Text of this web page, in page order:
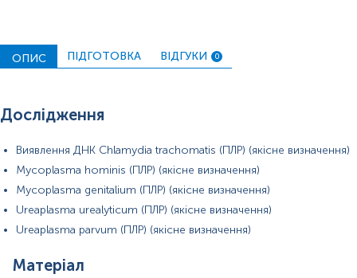
Для жінок додатково
ОПИС ПІДГОТОВКА ВІДГУКИ 0
Дослідження
Виявлення ДНК Chlamydia trachomatis (ПЛР) (якісне визначення)
Mycoplasma hominis (ПЛР) (якісне визначення)
Mycoplasma genitalium (ПЛР) (якісне визначення)
Ureaplasma urealyticum (ПЛР) (якісне визначення)
Ureaplasma parvum (ПЛР) (якісне визначення)
Матеріал